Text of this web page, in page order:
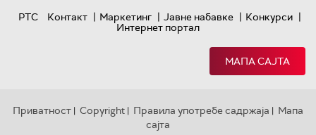
РТС
Контакт | Маркетинг | Јавне набавке | Конкурси |
Интернет портал
МАПА САЈТА
Приватност | Copyright | Правила употребе садржаја | Мапа
сајта